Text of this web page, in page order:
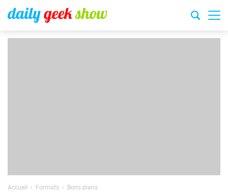
Accueil Formats
Bons plans